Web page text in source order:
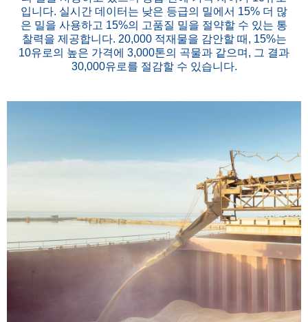
입니다. 실시간 데이터는 낮은 등급의 밀에서 15% 더 많
은 밀을 사용하고 15%의 고품질 밀을 절약할 수 있는 통
찰력을 제공합니다. 20,000 적재물을 감안할 때, 15%는
10유로의 높은 가격에 3,000톤의 곡물과 같으며, 그 결과
30,000유로를 절감할 수 있습니다.